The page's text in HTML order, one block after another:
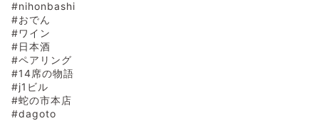
#nihonbashi
#おでん
#ワイン
#日本酒
#ペアリング
#14席の物語
#j1ビル
#蛇の市本店
#dagoto